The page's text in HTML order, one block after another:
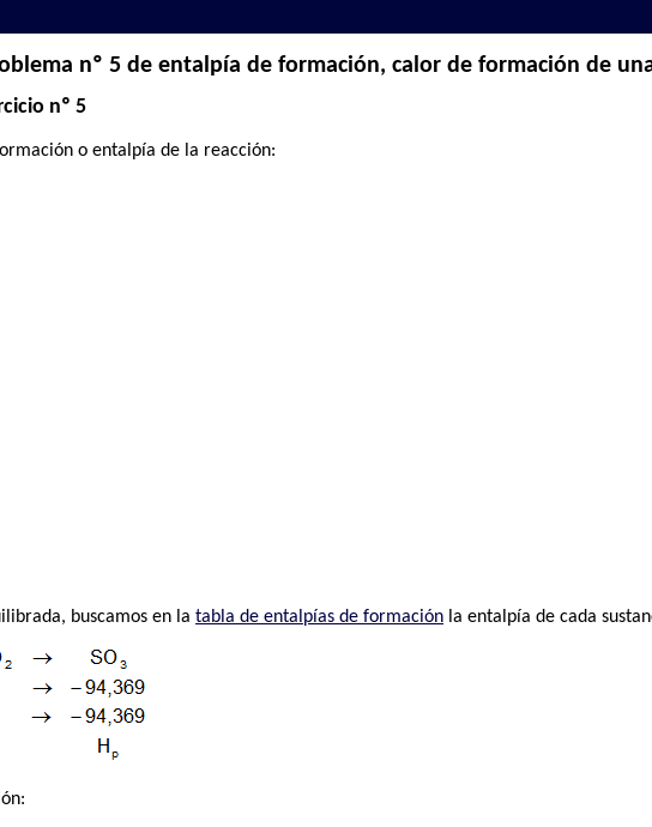
nº 5 de entalpía de formación, calor de formación de
nº 5
o entalpía de la reacción:
buscamos en latabla de entalpías de formación la entalpía de cada